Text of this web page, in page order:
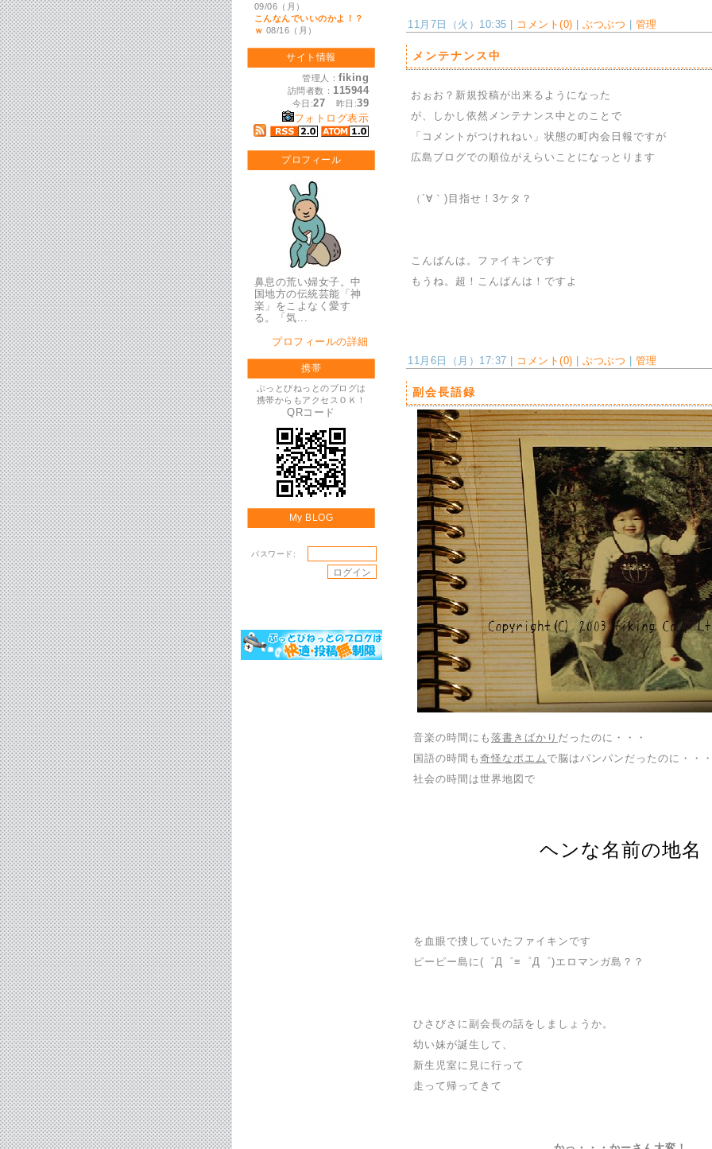
09/06（月）
こんなんでいいのかよ！？
ｗ 08/16（月）
サイト情報
管理人： fiking
訪問者数： 115944
今日:27 昨日:39
フォトログ表示
プロフィール
鼻息の荒い婦女子。中
国地方の伝統芸能「神
楽」をこよなく愛す
る。「気...
プロフィールの詳細
携帯
ぶっとびねっとのブログは
携帯からもアクセスＯＫ！
QRコード
My BLOG
パスワード:
11月7日（火）10:35 | コメント(0) ぶつぶつ 管理
メンテナンス中
おぉお？新規投稿が出来るようになった
が、しかし依然メンテナンス中とのことで
「コメントがつけれねい」状態の町内会日報ですが
広島ブログでの順位がえらいことになっとります
（´∀｀)目指せ！3ケタ？
こんばんは。ファイキンです
もうね。超！こんばんは！ですよ
11月6日（月）17:37 | コメント(0) ぶつぶつ 管理
副会長語録
音楽の時間にも 落書きばかり だったのに・・・
国語の時間も 奇怪なポエム で脳はパンパンだったのに・・
社会の時間は世界地図で
ヘンな名前の地名
を血眼で捜していたファイキンです
ピーピー島に(゜Д゜≡゜Д゜)エロマンガ島？？
ひさびさに副会長の話をしましょうか。
幼い妹が誕生して、
新生児室に見に行って
走って帰ってきて